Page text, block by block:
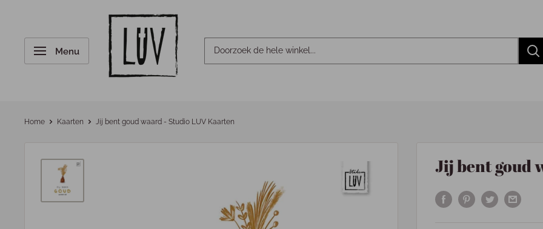
Menu
Home Kaarten Jij bent goud waard - Studio LUV Kaarten
Jij bent goud